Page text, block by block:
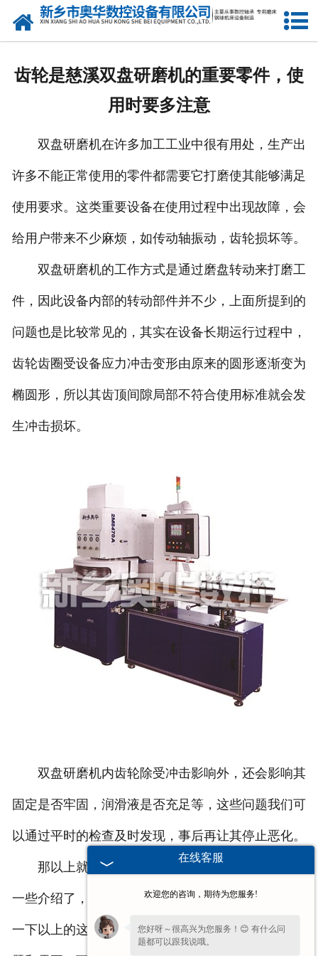
网站首页
公司风采
人才招聘
联系我们
齿轮是慈溪双盘研磨机的重要零件，使
用时要多注意
双盘研磨机在许多加工工业中很有用处，生产出
许多不能正常使用的零件都需要它打磨使其能够满足
使用要求。这类重要设备在使用过程中出现故障，会
给用户带来不少麻烦，如传动轴振动，齿轮损坏等。
双盘研磨机的工作方式是通过磨盘转动来打磨工
件，因此设备内部的转动部件并不少，上面所提到的
问题也是比较常见的，其实在设备长期运行过程中，
齿轮齿圈受设备应力冲击变形由原来的圆形逐渐变为
椭圆形，所以其齿顶间隙局部不符合使用标准就会发
生冲击损坏。
双盘研磨机内齿轮除受冲击影响外，还会影响其
固定是否牢固，润滑液是否充足等，这些问题我们可
以通过平时的检查及时发现，事后再让其停止恶化。
那以上就是对于双盘研磨机的重要零件-齿轮的
一些介绍了，大家在使用双盘研磨机的时候要多注意
一下以上的这些内容，大家可以了解一下，有什么问
在线客服
欢迎您的咨询，期待为您服务!
您好呀～很高兴为您服务！😊 有什么问
题都可以跟我说哦。